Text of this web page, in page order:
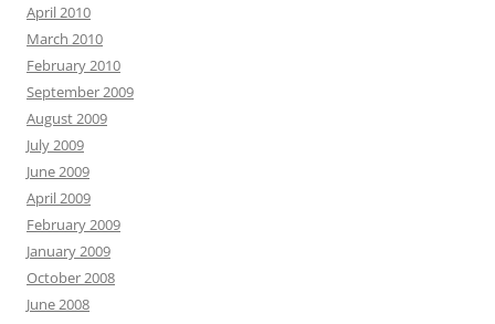
April 2010
March 2010
February 2010
September 2009
August 2009
July 2009
June 2009
April 2009
February 2009
January 2009
October 2008
June 2008